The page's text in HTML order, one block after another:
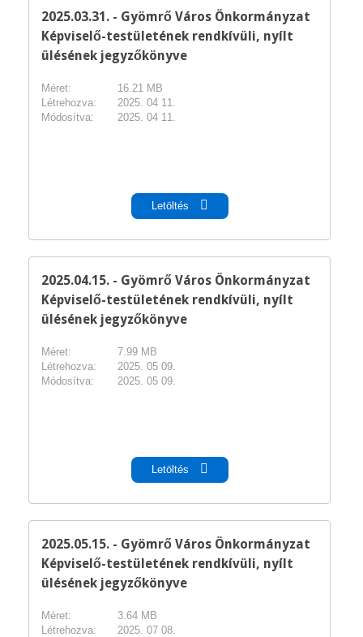
2025.03.31. - Gyömrő Város Önkormányzat
Képviselő-testületének rendkívüli, nyílt
ülésének jegyzőkönyve
Méret:
16.21 MB
Létrehozva:
2025. 04 11.
Módosítva:
2025. 04 11.
Letöltés
2025.04.15. - Gyömrő Város Önkormányzat
Képviselő-testületének rendkívüli, nyílt
ülésének jegyzőkönyve
Méret:
7.99 MB
Létrehozva:
2025. 05 09.
Módosítva:
2025. 05 09.
Letöltés
2025.05.15. - Gyömrő Város Önkormányzat
Képviselő-testületének rendkívüli, nyílt
ülésének jegyzőkönyve
Méret:
3.64 MB
Létrehozva:
2025. 07 08.